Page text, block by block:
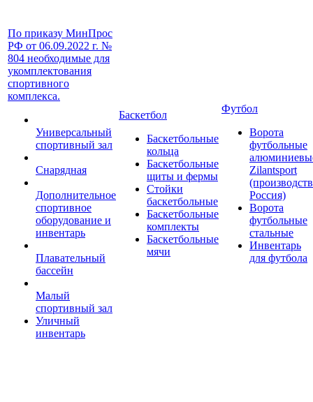
По приказу МинПрос
РФ от 06.09.2022 г. №
804 необходимые для
укомплектования
спортивного
комплекса.
Универсальный
спортивный зал
Снарядная
Дополнительное
спортивное
оборудование и
инвентарь
Плавательный
бассейн
Малый
спортивный зал
Уличный
инвентарь
Баскетбол
Баскетбольные
кольца
Баскетбольные
щиты и фермы
Стойки
баскетбольные
Баскетбольные
комплекты
Баскетбольные
мячи
Футбол
Ворота
футбольные
Zilantsport
Россия)
Ворота
футбольные
стальные
Инвентарь
для футбола